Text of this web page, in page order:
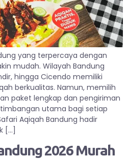
yang terpercaya dengan
mudah. Wilayah Bandung
hingga Cicendo memiliki
berkualitas. Namun, memilih
paket lengkap dan pengiriman
utama bagi setiap
Aqiqah Bandung hadir
[…]
2026 Murah